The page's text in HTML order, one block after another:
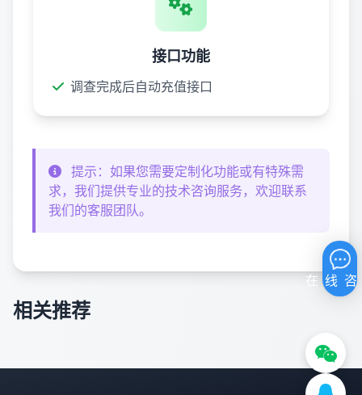
接口功能
调查完成后自动充值接口
提示：如果您需要定制化功能或有特殊需
求，我们提供专业的技术咨询服务，欢迎联系
我们的客服团队。
相关推荐